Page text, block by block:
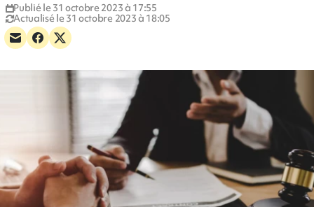
Publié le 31 octobre 2023 à 17:55
Actualisé le 31 octobre 2023 à 18:05